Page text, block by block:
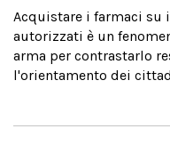
Acquistare i farmaci su
autorizzati è un
arma per contrastarlo
l'orientamento dei